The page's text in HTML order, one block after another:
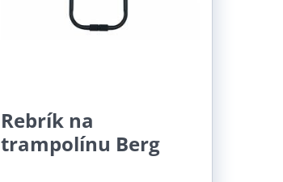
Rebrík na
trampolínu Berg